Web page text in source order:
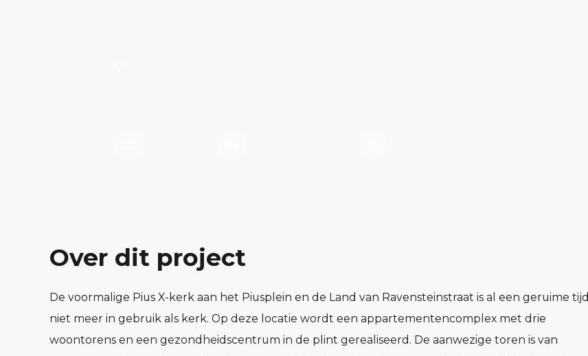
Over dit project
De voormalige Pius X-kerk aan het Piusplein en de Land van Ravensteinstraat is al een geruime tijd
niet meer in gebruik als kerk. Op deze locatie wordt een appartementencomplex met drie
woontorens en een gezondheidscentrum in de plint gerealiseerd. De aanwezige toren is van